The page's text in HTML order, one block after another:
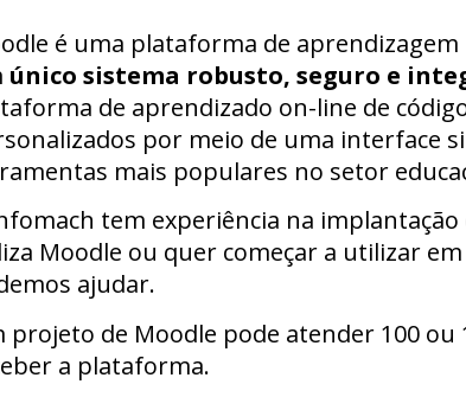
é uma plataforma de
único sistema robusto, seguro e
de aprendizado on-line de
por meio de uma interface
mais populares no setor
tem experiência na
Moodle ou quer começar a utilizar
ajudar.
projeto de Moodle pode atender 100
a plataforma.